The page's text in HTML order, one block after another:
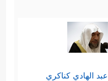
عبد الهادي كناكري